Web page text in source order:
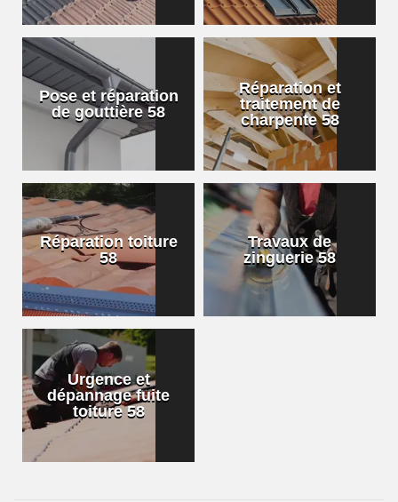
Pose et réparation
de gouttière 58
Réparation et
traitement de
charpente 58
Réparation toiture
58
Travaux de
zinguerie 58
Urgence et
dépannage fuite
toiture 58